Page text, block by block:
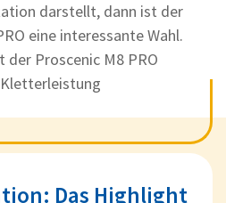
darstellt, dann ist der
eine interessante Wahl.
der Proscenic M8 PRO
Das Highlight